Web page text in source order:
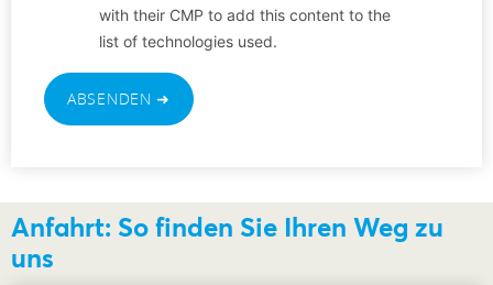
with their CMP to add this content to the
list of technologies used.
ABSENDEN ➜
Anfahrt: So finden Sie Ihren Weg zu
uns